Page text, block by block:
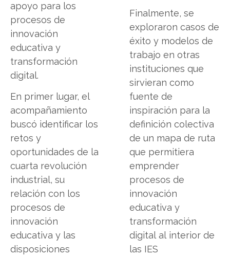
apoyo para los
procesos de
innovación
educativa y
transformación
digital.
En primer lugar, el
acompañamiento
buscó identificar los
retos y
oportunidades de la
cuarta revolución
industrial, su
relación con los
procesos de
innovación
educativa y las
disposiciones
Finalmente, se
exploraron casos de
éxito y modelos de
trabajo en otras
instituciones que
sirvieran como
fuente de
inspiración para la
definición colectiva
de un mapa de ruta
que permitiera
emprender
procesos de
innovación
educativa y
transformación
digital al interior de
las IES